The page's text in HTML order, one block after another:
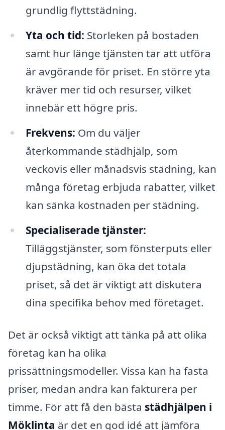
grundlig flyttstädning.
Yta och tid: Storleken på bostaden
samt hur länge tjänsten tar att utföra
är avgörande för priset. En större yta
kräver mer tid och resurser, vilket
innebär ett högre pris.
Frekvens: Om du väljer
återkommande städhjälp, som
veckovis eller månadsvis städning, kan
många företag erbjuda rabatter, vilket
kan sänka kostnaden per städning.
Specialiserade tjänster:
Tilläggstjänster, som fönsterputs eller
djupstädning, kan öka det totala
priset, så det är viktigt att diskutera
dina specifika behov med företaget.
Det är också viktigt att tänka på att olika
företag kan ha olika
prissättningsmodeller. Vissa kan ha fasta
priser, medan andra kan fakturera per
timme. För att få den bästa städhjälpen i
Möklinta är det en god idé att jämföra